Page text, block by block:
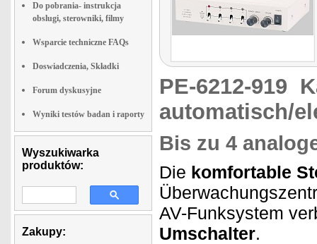
Do pobrania- instrukcja
obslugi, sterowniki, filmy
Wsparcie techniczne FAQs
Doswiadczenia, Składki
Forum dyskusyjne
Wyniki testów badan i raporty
Wyszukiwarka
produktów:
Zakupy:
PE-6212-919
automatisch/
Bis zu 4
Die komfortable
AV-Funksystem
Umschalter.